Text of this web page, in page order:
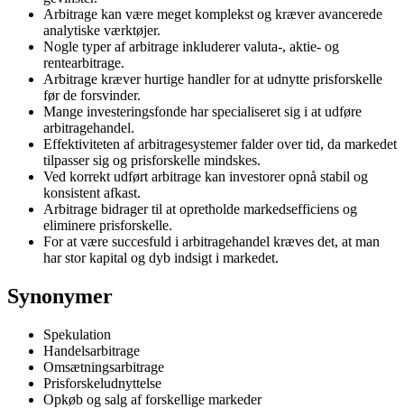
Arbitrage kan være meget komplekst og kræver avancerede
analytiske værktøjer.
Nogle typer af arbitrage inkluderer valuta-, aktie- og
rentearbitrage.
Arbitrage kræver hurtige handler for at udnytte prisforskelle
før de forsvinder.
Mange investeringsfonde har specialiseret sig i at udføre
arbitragehandel.
Effektiviteten af arbitragesystemer falder over tid, da markedet
tilpasser sig og prisforskelle mindskes.
Ved korrekt udført arbitrage kan investorer opnå stabil og
konsistent afkast.
Arbitrage bidrager til at opretholde markedsefficiens og
eliminere prisforskelle.
For at være succesfuld i arbitragehandel kræves det, at man
har stor kapital og dyb indsigt i markedet.
Synonymer
Spekulation
Handelsarbitrage
Omsætningsarbitrage
Prisforskeludnyttelse
Opkøb og salg af forskellige markeder